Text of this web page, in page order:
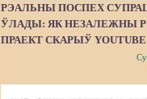
РЭАЛЬНЫ ПОСПЕХ
ЎЛАДЫ: ЯК НЕЗАЛЕЖНЫ
ПРАЕКТ СКАРЫЎ YOUTUBE